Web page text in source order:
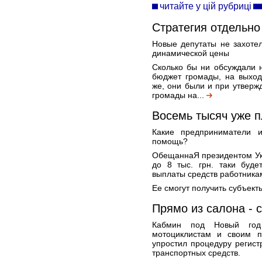
читайте у цій рубриці
Стратегия
Новые депутаты не
динамической цены
Сколько бы ни обсуждали
бюджет громады, на
же, они были и при
громады на...
Восемь тысяч уже
Какие предприниматели
помощь?
ОбещаннаЯ президентом
до 8 тыс. грн. таки
выплаты средств
Ее смогут получить
Прямо из салона -
Кабмин под Новый год
мотоциклистам и своим
упростил процедуру
транспортных средств.